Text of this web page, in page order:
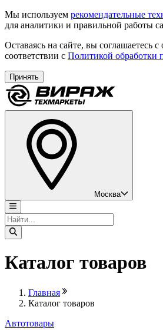
Мы используем рекомендательные
для аналитики и правильной работы
Оставаясь на сайте, вы соглашаетесь
соответствии с Политикой обработки
Принять
Москва
Каталог товаров
Главная
Каталог товаров
Автотовары